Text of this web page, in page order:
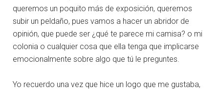
queremos un poquito más de exposición, queremos
subir un peldaño, pues vamos a hacer un abridor de
opinión, que puede ser ¿qué te parece mi camisa? o mi
colonia o cualquier cosa que ella tenga que implicarse
emocionalmente sobre algo que tú le preguntes.
Yo recuerdo una vez que hice un logo que me gustaba,